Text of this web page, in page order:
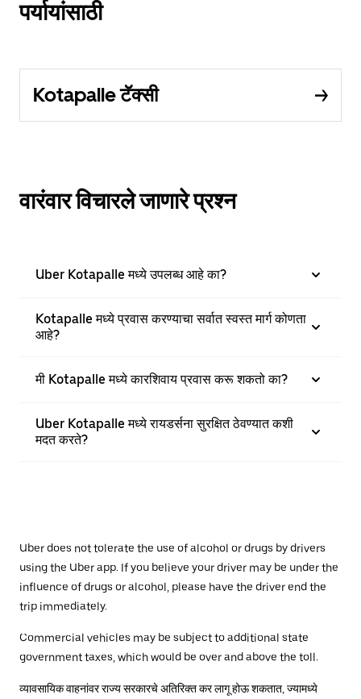
पर्यायांसाठी
Kotapalle टॅक्सी
वारंवार विचारले जाणारे प्रश्न
Uber Kotapalle मध्ये उपलब्ध आहे का?
Kotapalle मध्ये प्रवास करण्याचा सर्वात स्वस्त मार्ग कोणता
आहे?
मी Kotapalle मध्ये कारशिवाय प्रवास करू शकतो का?
Uber Kotapalle मध्ये रायडर्सना सुरक्षित ठेवण्यात कशी
मदत करते?
Uber does not tolerate the use of alcohol or drugs by drivers
using the Uber app. If you believe your driver may be under the
influence of drugs or alcohol, please have the driver end the
trip immediately.
Commercial vehicles may be subject to additional state
government taxes, which would be over and above the toll.
व्यावसायिक वाहनांवर राज्य सरकारचे अतिरिक्त कर लागू होऊ शकतात, ज्यामध्ये